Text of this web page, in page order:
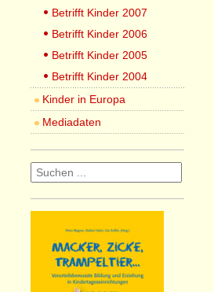
Betrifft Kinder 2007
Betrifft Kinder 2006
Betrifft Kinder 2005
Betrifft Kinder 2004
Kinder in Europa
Mediadaten